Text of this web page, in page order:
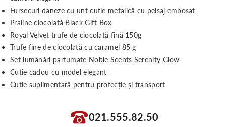
Fursecuri daneze cu unt cutie metalică cu peisaj embosat
Praline ciocolată Black Gift Box
Royal Velvet trufe de ciocolată fină 150g
Trufe fine de ciocolată cu caramel 85 g
Set lumânări parfumate Noble Scents Serenity Glow
Cutie cadou cu model elegant
Cutie suplimentară pentru protecție și transport
021.555.82.50